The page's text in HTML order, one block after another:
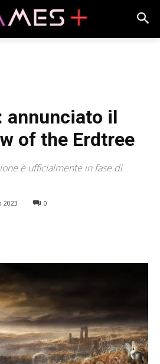
annunciato il
of the Erdtree
è ufficialmente in fase di
2023 0